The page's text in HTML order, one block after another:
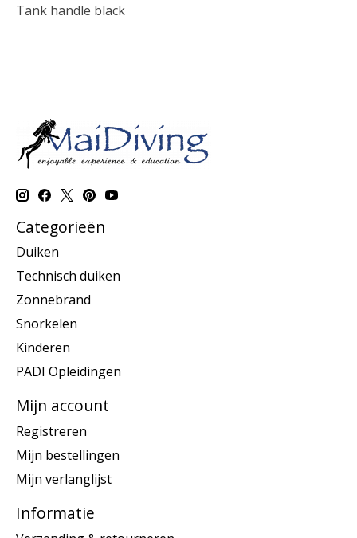
Tank handle black
Categorieën
Duiken
Technisch duiken
Zonnebrand
Snorkelen
Kinderen
PADI Opleidingen
Mijn account
Registreren
Mijn bestellingen
Mijn verlanglijst
Informatie